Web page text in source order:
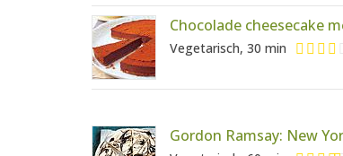
Chocolade cheesecake
Vegetarisch, 30 min
Gordon Ramsay: New